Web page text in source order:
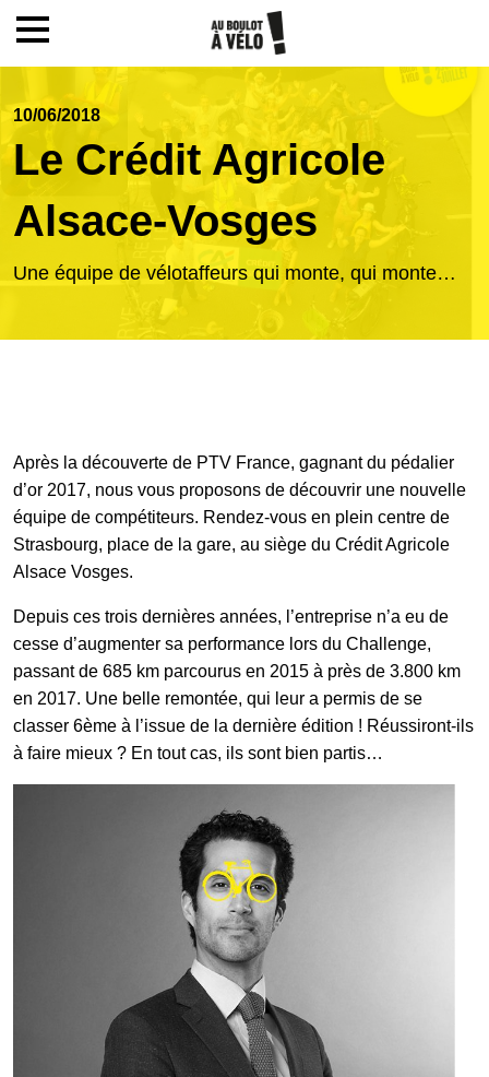
Accueil
Le challenge
Actualités
Galerie photos
Résultats
Les participants
10/06/2018
Le Crédit Agricole
Alsace-Vosges
Une équipe de vélotaffeurs qui monte, qui monte…
Après la découverte de PTV France, gagnant du pédalier
d’or 2017, nous vous proposons de découvrir une nouvelle
équipe de compétiteurs. Rendez-vous en plein centre de
Strasbourg, place de la gare, au siège du Crédit Agricole
Alsace Vosges.
Depuis ces trois dernières années, l’entreprise n’a eu de
cesse d’augmenter sa performance lors du Challenge,
passant de 685 km parcourus en 2015 à près de 3.800 km
en 2017. Une belle remontée, qui leur a permis de se
classer 6ème à l’issue de la dernière édition ! Réussiront-ils
à faire mieux ? En tout cas, ils sont bien partis…